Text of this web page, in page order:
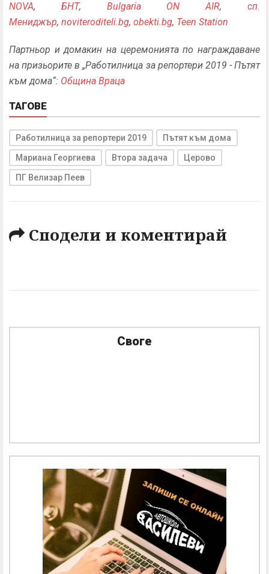
NOVA, БНТ, Bulgaria ON AIR,сп.
Мениджър, noviteroditeli.bg, obekti.bg, Teen Station
Партньор и домакин на церемонията по награждаване
на призьорите в „Работилница за репортери 2019 - Пътят
към дома“: Община Враца
ТАГОВЕ
Работилница за репортери 2019 Пътят към дома
Мариана Георгиева Втора задача Церово
ПГ Велизар Пеев
Сподели и коментирай
Своге